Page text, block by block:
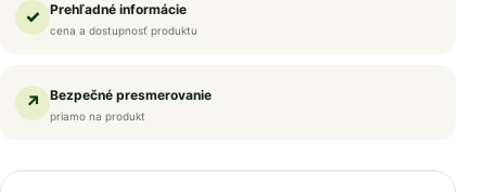
✓ Prehľadné informácie
cena a dostupnosť produktu
↗ Bezpečné presmerovanie
priamo na produkt